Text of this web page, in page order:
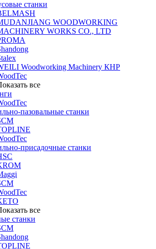
станки
WOODWORKING
WORKS CO., LTD
Woodworking Machinery КНР
все
пазовальные станки
присадочные станки
все
станки